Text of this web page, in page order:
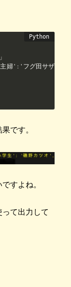
婦':'フグ田サザ
です。
すよね。
て出力して